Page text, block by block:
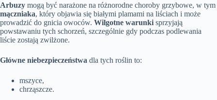
Arbuzy mogą być narażone na różnorodne choroby grzybowe, w tym
mączniaka, który objawia się białymi plamami na liściach i może
prowadzić do gnicia owoców. Wilgotne warunki sprzyjają
powstawaniu tych schorzeń, szczególnie gdy podczas podlewania
liście zostają zwilżone.
Główne niebezpieczeństwa dla tych roślin to:
mszyce,
chrząszcze.